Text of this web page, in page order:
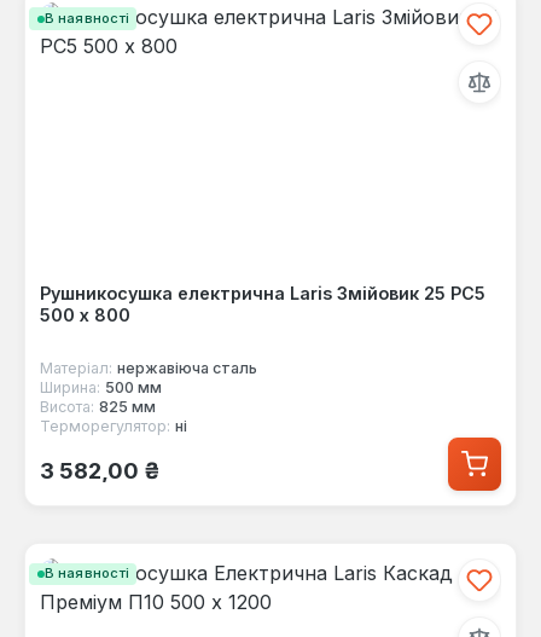
В наявності
Рушникосушка електрична Laris Змійовик 25 РС5
500 х 800
Матеріал: нержавіюча сталь
Ширина: 500 мм
Висота: 825 мм
Терморегулятор: ні
Звичайна ціна:
3 582,00 ₴
В наявності